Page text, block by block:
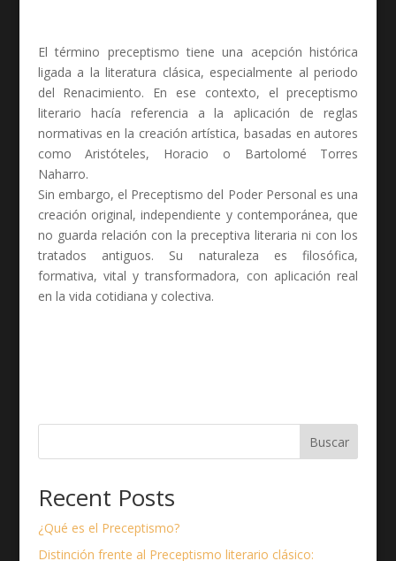
El término preceptismo tiene una acepción histórica
ligada a la literatura clásica, especialmente al periodo
del Renacimiento. En ese contexto, el preceptismo
literario hacía referencia a la aplicación de reglas
normativas en la creación artística, basadas en autores
como Aristóteles, Horacio o Bartolomé Torres
Naharro.
Sin embargo, el Preceptismo del Poder Personal es una
creación original, independiente y contemporánea, que
no guarda relación con la preceptiva literaria ni con los
tratados antiguos. Su naturaleza es filosófica,
formativa, vital y transformadora, con aplicación real
en la vida cotidiana y colectiva.
Buscar
Recent Posts
¿Qué es el Preceptismo?
Distinción frente al Preceptismo literario clásico: